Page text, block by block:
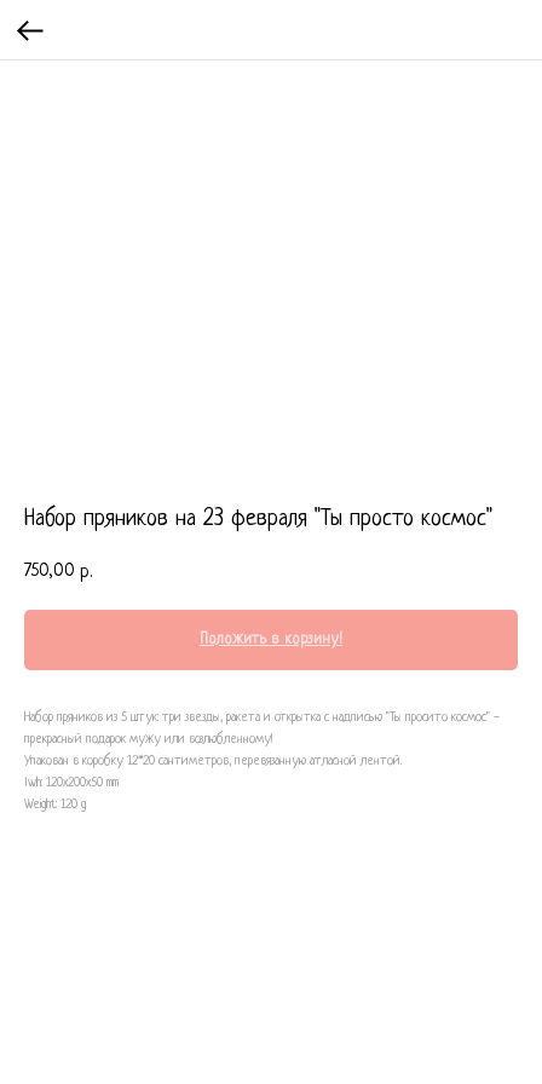
Набор пряников на 23 февраля "Ты просто космос"
750,00 р.
Положить в корзину!
Набор пряников из 5 штук: три звезды, ракета и открытка с надписью "Ты просито космос" -
прекрасный подарок мужу или возлюбленному!
Упакован в коробку 12*20 сантиметров, перевязанную атласной лентой.
lwh: 120x200x50 mm
Weight: 120 g